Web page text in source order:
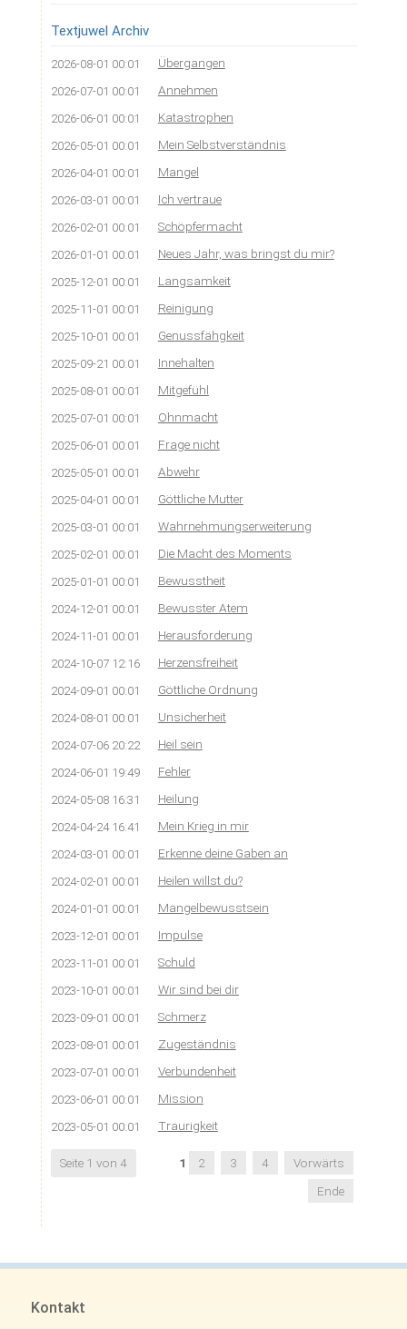
Textjuwel Archiv
2026-08-01 00:01 Übergangen
2026-07-01 00:01 Annehmen
2026-06-01 00:01 Katastrophen
2026-05-01 00:01 Mein Selbstverständnis
2026-04-01 00:01 Mangel
2026-03-01 00:01 Ich vertraue
2026-02-01 00:01 Schöpfermacht
2026-01-01 00:01 Neues Jahr, was bringst du mir?
2025-12-01 00:01 Langsamkeit
2025-11-01 00:01 Reinigung
2025-10-01 00:01 Genussfähgkeit
2025-09-21 00:01 Innehalten
2025-08-01 00:01 Mitgefühl
2025-07-01 00:01 Ohnmacht
2025-06-01 00:01 Frage nicht
2025-05-01 00:01 Abwehr
2025-04-01 00:01 Göttliche Mutter
2025-03-01 00:01 Wahrnehmungserweiterung
2025-02-01 00:01 Die Macht des Moments
2025-01-01 00:01 Bewusstheit
2024-12-01 00:01 Bewusster Atem
2024-11-01 00:01 Herausforderung
2024-10-07 12:16 Herzensfreiheit
2024-09-01 00:01 Göttliche Ordnung
2024-08-01 00:01 Unsicherheit
2024-07-06 20:22 Heil sein
2024-06-01 19:49 Fehler
2024-05-08 16:31 Heilung
2024-04-24 16:41 Mein Krieg in mir
2024-03-01 00:01 Erkenne deine Gaben an
2024-02-01 00:01 Heilen willst du?
2024-01-01 00:01 Mangelbewusstsein
2023-12-01 00:01 Impulse
2023-11-01 00:01 Schuld
2023-10-01 00:01 Wir sind bei dir
2023-09-01 00:01 Schmerz
2023-08-01 00:01 Zugeständnis
2023-07-01 00:01 Verbundenheit
2023-06-01 00:01 Mission
2023-05-01 00:01 Traurigkeit
Seite 1 von 4 1 2 3 4
Vorwärts
Ende
Kontakt